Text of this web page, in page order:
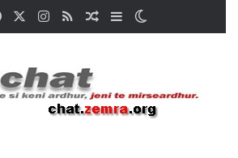
FacebookInstagram
RSSRandom Article
Sidebar